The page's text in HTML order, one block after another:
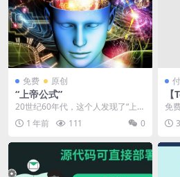
免费 原创
“上帝公式”
20世纪60年代，这个人发现了“上帝
公式”，证明了： • 过去是“可变的” •
... 1 年前 111 0
加
免
可
密...